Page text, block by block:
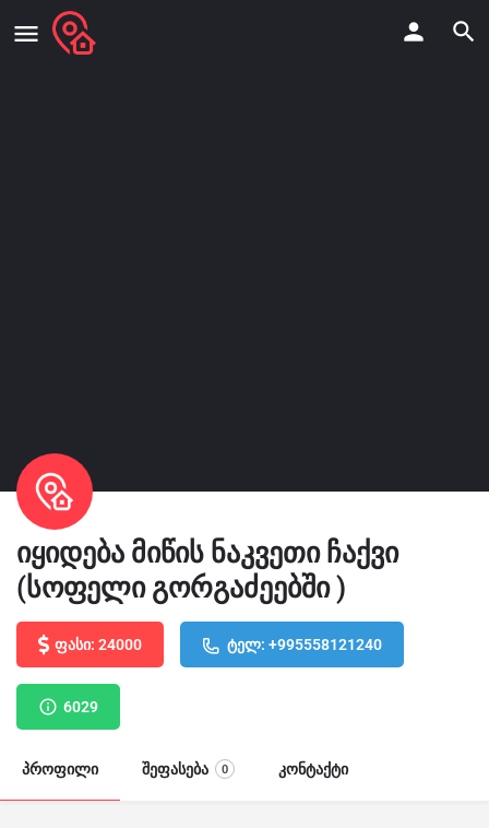
იყიდება მიწის ნაკვეთი ჩაქვი
(სოფელი გორგაძეებში )
ფასი: 24000 ტელ: +995558121240
6029
პროფილი შეფასება 0 კონტაქტი